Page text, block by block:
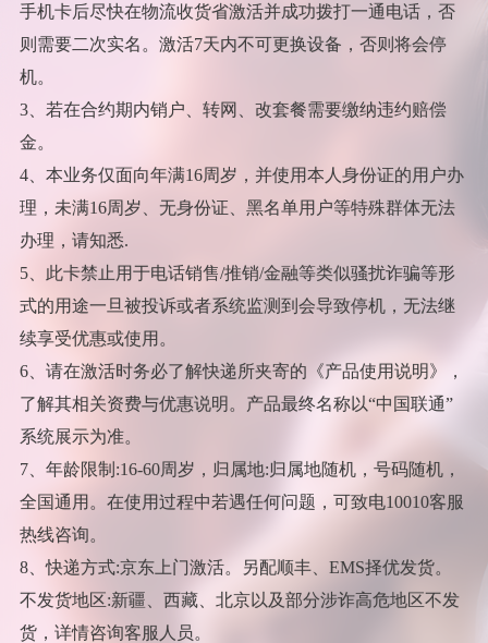
手机卡后尽快在物流收货省激活并成功拨打一通电话，否
则需要二次实名。激活7天内不可更换设备，否则将会停
机。
3、若在合约期内销户、转网、改套餐需要缴纳违约赔偿
金。
4、本业务仅面向年满16周岁，并使用本人身份证的用户办
理，未满16周岁、无身份证、黑名单用户等特殊群体无法
办理，请知悉.
5、此卡禁止用于电话销售/推销/金融等类似骚扰诈骗等形
式的用途一旦被投诉或者系统监测到会导致停机，无法继
续享受优惠或使用。
6、请在激活时务必了解快递所夹寄的《产品使用说明》，
了解其相关资费与优惠说明。产品最终名称以“中国联通”
系统展示为准。
7、年龄限制:16-60周岁，归属地:归属地随机，号码随机，
全国通用。在使用过程中若遇任何问题，可致电10010客服
热线咨询。
8、快递方式:京东上门激活。另配顺丰、EMS择优发货。
不发货地区:新疆、西藏、北京以及部分涉诈高危地区不发
货，详情咨询客服人员。